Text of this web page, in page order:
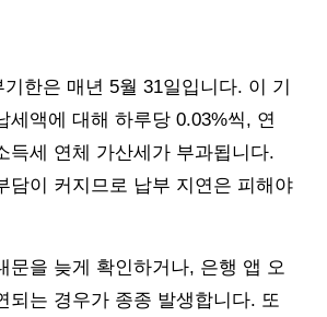
한은 매년 5월 31일입니다. 이 기
세액에 대해 하루당 0.03%씩, 연
득세 연체 가산세가 부과됩니다.
담이 커지므로 납부 지연은 피해야
문을 늦게 확인하거나, 은행 앱 오
되는 경우가 종종 발생합니다. 또